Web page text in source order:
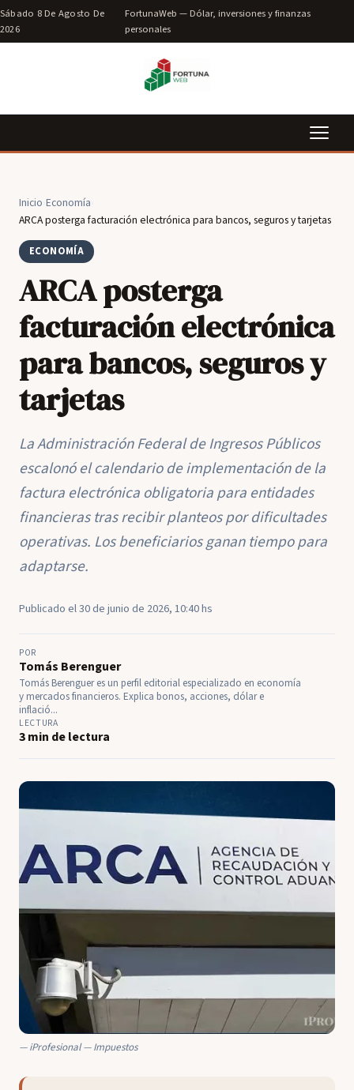
Sábado 8 De Agosto De
2026
FortunaWeb — Dólar, inversiones y finanzas
personales
Inicio Economía
ARCA posterga facturación electrónica para bancos, seguros y tarjetas
ECONOMÍA
ARCA posterga
facturación electrónica
para bancos, seguros y
tarjetas
La Administración Federal de Ingresos Públicos
escalonó el calendario de implementación de la
factura electrónica obligatoria para entidades
financieras tras recibir planteos por dificultades
operativas. Los beneficiarios ganan tiempo para
adaptarse.
Publicado el 30 de junio de 2026, 10:40 hs
POR
Tomás Berenguer
Tomás Berenguer es un perfil editorial especializado en economía
y mercados financieros. Explica bonos, acciones, dólar e
inflació...
LECTURA
3 min de lectura
iProfesional — Impuestos